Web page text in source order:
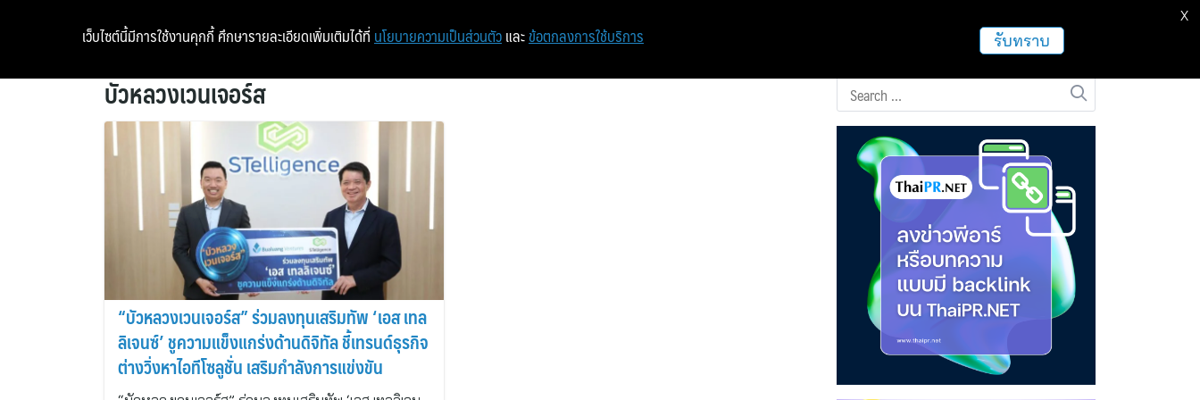
หน้าแรก ท่องเที่ยว ฝากข่าวประชาสัมพันธ์
บัวหลวงเวนเจอร์ส
“บัวหลวงเวนเจอร์ส” ร่วมลงทุนเสริมทัพ ‘เอส เทล
ลิเจนซ์’ ชูความแข็งแกร่งด้านดิจิทัล ชี้เทรนด์ธุรกิจ
ต่างวิ่งหาไอทีโซลูชั่น เสริมกำลังการแข่งขัน
เว็บไซต์นี้มีการใช้งานคุกกี้ ศึกษารายละเอียดเพิ่มเติมได้ที่ นโยบายความเป็นส่วนตัว และ ข้อตกลงการใช้บริการ รับทราบ
X